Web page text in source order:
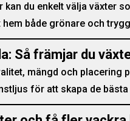
kan du enkelt välja växter
både grönare och
Så främjar du
mängd och placering
för att skapa de